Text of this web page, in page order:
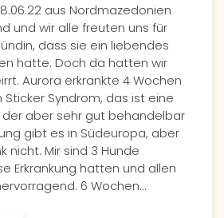
aus Nordmazedonien
und wir alle freuten uns für
dass sie ein liebendes
hatte. Doch da hatten wir
Aurora erkrankte 4 Wochen
Syndrom, das ist eine
der aber sehr gut behandelbar
gibt es in Südeuropa, aber
nicht. Mir sind 3 Hunde
Erkrankung hatten und allen
6 Wochen…